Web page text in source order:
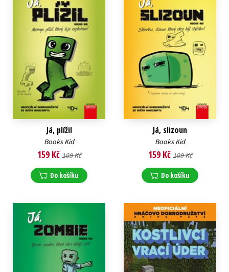
Já, plížil
Books Kid
159 Kč 199 Kč
Do košíku
Já, slizoun
Books Kid
159 Kč 199 Kč
Do košíku